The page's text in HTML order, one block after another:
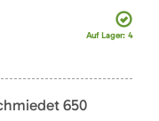
Auf Lager: 4
650